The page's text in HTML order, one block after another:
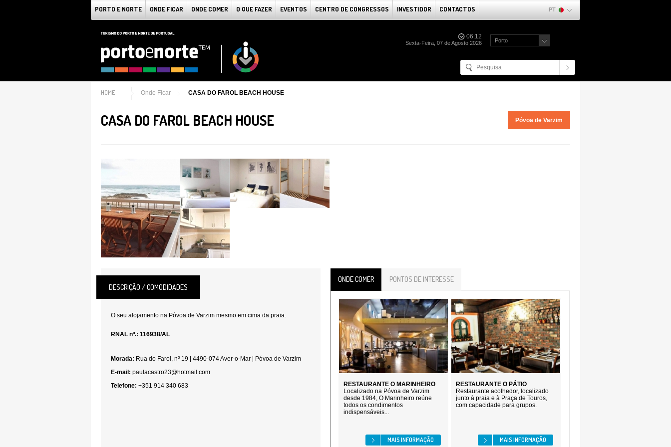
PORTO E NORTE ONDE FICAR ONDE COMER O QUE FAZER EVENTOS CENTRO DE CONGRESSOS INVESTIDOR CONTACTOS PT
06:12
Sexta-Feira, 07 de Agosto 2026 Porto
HOME Onde Ficar CASA DO FAROL BEACH HOUSE
CASA DO FAROL BEACH HOUSE Póvoa de Varzim
DESCRIÇÃO / COMODIDADES
O seu alojamento na Póvoa de Varzim mesmo em cima da praia.
RNAL nº.: 116938/AL
Morada: Rua do Farol, nº 19 | 4490-074 Aver-o-Mar | Póvoa de Varzim
E-mail: paulacastro23@hotmail.com
Telefone: +351 914 340 683
ONDE COMER PONTOS DE INTERESSE
RESTAURANTE O MARINHEIRO
Localizado na Póvoa de Varzim
desde 1984, O Marinheiro reúne
todos os condimentos
indispensáveis...
MAIS INFORMAÇÃO
RESTAURANTE O PÁTIO
Restaurante acolhedor, localizado
junto à praia e à Praça de Touros,
com capacidade para grupos.
MAIS INFORMAÇÃO